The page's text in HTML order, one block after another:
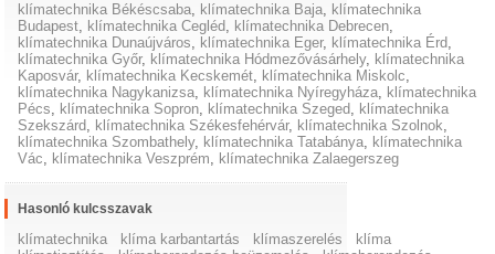
klímatechnika Békéscsaba, klímatechnika Baja, klímatechnika
Budapest, klímatechnika Cegléd, klímatechnika Debrecen,
klímatechnika Dunaújváros, klímatechnika Eger, klímatechnika Érd,
klímatechnika Győr, klímatechnika Hódmezővásárhely, klímatechnika
Kaposvár, klímatechnika Kecskemét, klímatechnika Miskolc,
klímatechnika Nagykanizsa, klímatechnika Nyíregyháza, klímatechnika
Pécs, klímatechnika Sopron, klímatechnika Szeged, klímatechnika
Szekszárd, klímatechnika Székesfehérvár, klímatechnika Szolnok,
klímatechnika Szombathely, klímatechnika Tatabánya, klímatechnika
Vác, klímatechnika Veszprém, klímatechnika Zalaegerszeg
Hasonló kulcsszavak
klímatechnika klíma karbantartás klímaszerelés
klíma